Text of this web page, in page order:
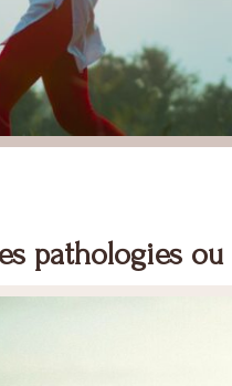
pathologies